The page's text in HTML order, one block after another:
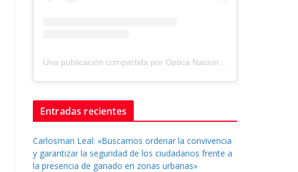
Una publicación compartida por Optica Nacional ® (@tuopticanacional)
Entradas recientes
Carlosman Leal: «Buscamos ordenar la convivencia
y garantizar la seguridad de los ciudadanos frente a
la presencia de ganado en zonas urbanas»